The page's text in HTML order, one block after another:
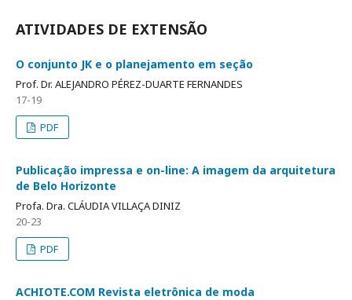
ATIVIDADES DE EXTENSÃO
O conjunto JK e o planejamento em seção
Prof. Dr. ALEJANDRO PÉREZ-DUARTE FERNANDES
17-19
PDF
Publicação impressa e on-line: A imagem da arquitetura
de Belo Horizonte
Profa. Dra. CLÁUDIA VILLAÇA DINIZ
20-23
PDF
ACHIOTE.COM Revista eletrônica de moda